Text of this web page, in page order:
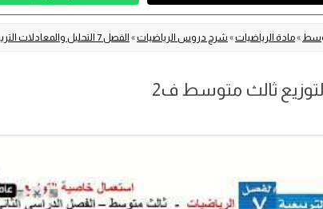
»مادة الرياضيات» شرح دروس الرياضيات» الفصل 7 التحليل والمعادلات التربيعية
ثالث متوسط ف2